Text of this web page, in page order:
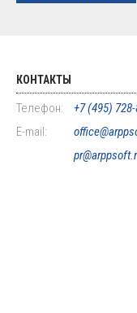
КОНТАКТЫ
Телефон:
+7 (495)
E-mail: